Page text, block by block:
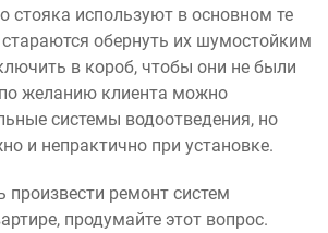
стояка используют в основном те
обернуть их шумостойким
в короб, чтобы они не были
желанию клиента можно
системы водоотведения, но
и непрактично при установке.
произвести ремонт систем
продумайте этот вопрос.